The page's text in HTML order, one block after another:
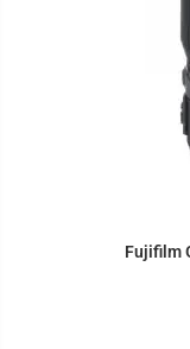
Fujifilm